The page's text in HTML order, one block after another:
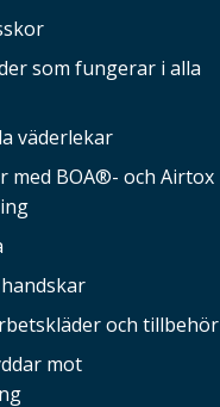
som fungerar i alla
väderlekar
med BOA®- och Airtox
och tillbehör
mot